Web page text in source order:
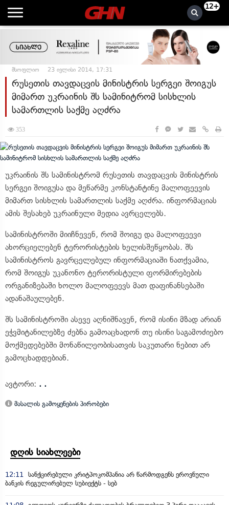
12+
მსოფლიო 23 ივლისი 2014, 17:31
რუსეთის თავდაცვის მინისტრის სერგეი შოიგუს
მიმართ უკრაინის შს სამინიტრომ სისხლის
სამართლის საქმე აღძრა
353
უკრაინის შს სამინისტრომ რუსეთის თავდაცვის მინისტრის
სერგეი შოიგუსა და მეწარმე კონსტანტინე მალოფეევის
მიმართ სისხლის სამართლის საქმე აღძრა. ინფორმაციას
ამის შესახებ უკრაინული მედია ავრცელებს.
სამინისტროში მიიჩნევენ, რომ შოიგუ და მალოფეევი
ახორციელებენ ტერორისტების ხელისშეწყობას. შს
სამინისტროს გავრცელებულ ინფორმაციაში ნათქვამია,
რომ შოიგუს უკანონო ტერორისტული ფორმირებების
ორგანიზებაში ხოლო მალოფეევს მათ დაფინანსებაში
ადანაშაულებენ.
შს სამინისტროში ასევე აღნიშნავენ, რომ ისინი მზად არიან
ეჭვმიტანილებზე ძებნა გამოაცხადონ თუ ისინი საგამოძიებო
მოქმედებებში მონაწილეობისათვის საკუთარი ნებით არ
გამოცხადდებიან.
ავტორი: . .
მასალის გამოყენების პირობები
დღის სიახლეები
12:11 სანქცირებული კრიტპოკომპანია არ წარმოდგენს ეროვნული
ბანკის რეგულირებულ სუბიექტს - სებ